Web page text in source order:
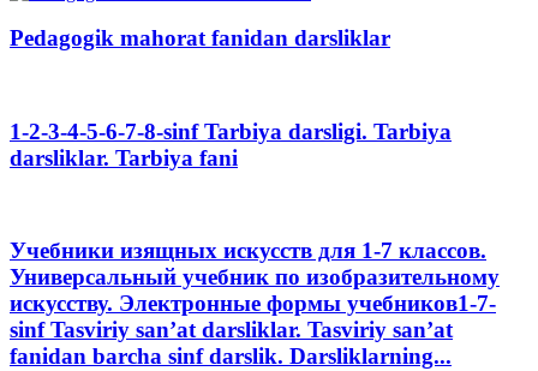
Pedagogik mahorat fanidan darsliklar
1-2-3-4-5-6-7-8-sinf Tarbiya darsligi. Tarbiya
darsliklar. Tarbiya fani
Учебники изящных искусств для 1-7 классов.
Универсальный учебник по изобразительному
искусству. Электронные формы учебников1-7-
sinf Tasviriy san’at darsliklar. Tasviriy san’at
fanidan barcha sinf darslik. Darsliklarning...